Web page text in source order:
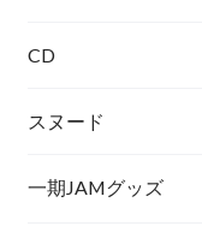
シュシュ
CD
スヌード
一期JAMグッズ